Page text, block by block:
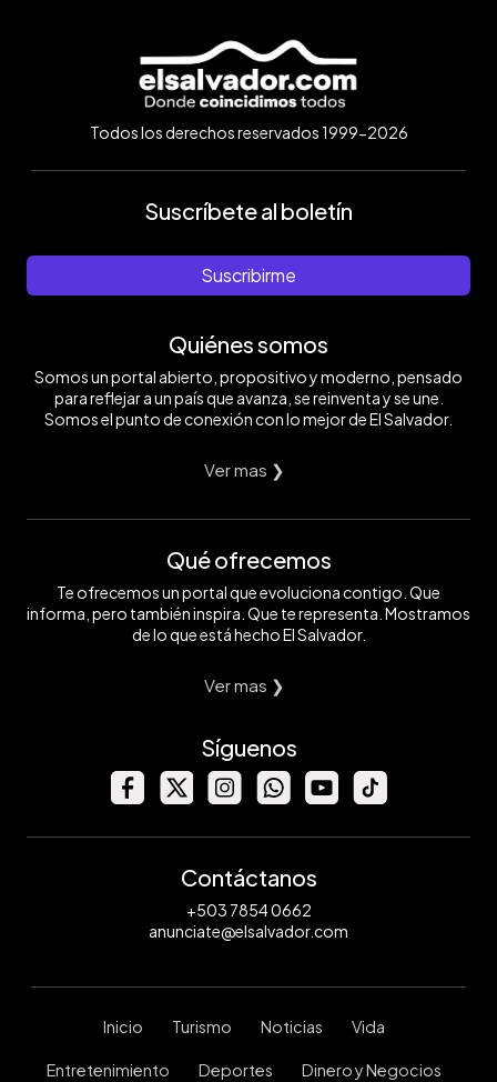
Todos los derechos reservados 1999-2026
Suscríbete al boletín
Suscribirme
Quiénes somos
Somos un portal abierto, propositivo y moderno, pensado
para reflejar a un país que avanza, se reinventa y se une.
Somos el punto de conexión con lo mejor de El Salvador.
Ver mas ❯
Qué ofrecemos
Te ofrecemos un portal que evoluciona contigo. Que
informa, pero también inspira. Que te representa. Mostramos
de lo que está hecho El Salvador.
Ver mas ❯
Síguenos
Contáctanos
+503 7854 0662
anunciate@elsalvador.com
Inicio Turismo Noticias Vida
Entretenimiento Deportes Dinero y Negocios